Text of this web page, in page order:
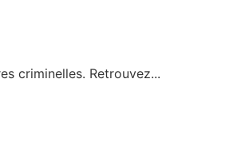
criminelles. Retrouvez...